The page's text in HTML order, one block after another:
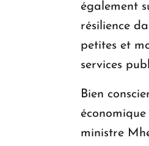
également
résilience
petites et
services
Bien
ministre